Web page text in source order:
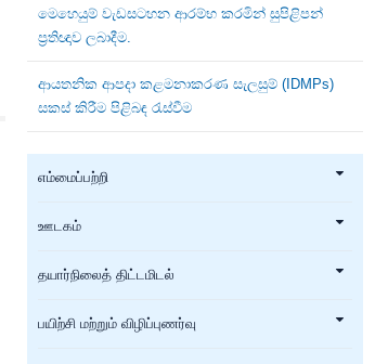
මෙහෙයුම් වැඩසටහන ආරම්භ කරමින් සුපිළිපන්
ප්‍රතිඥාව ලබාදීම.
ආයතනික ආපදා කළමනාකරණ සැලසුම් (IDMPs)
සකස් කිරීම පිළිබඳ රැස්වීම
எம்மைப்பற்றி
ஊடகம்
தயார்நிலைத் திட்டமிடல்
பயிற்சி மற்றும் விழிப்புணர்வு